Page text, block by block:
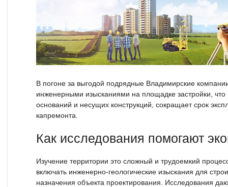
В погоне за выгодой подрядные Владимирские
инженерными изысканиями на площадке застройки,
оснований и несущих конструкций, сокращает срок
капремонта.
Как исследования помогают
Изучение территории это сложный и трудоемкий
включать инженерно-геологические изыскания для
назначения объекта проектирования. Исследования